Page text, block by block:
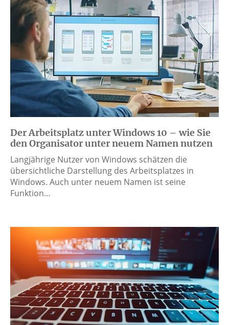
Der Arbeitsplatz unter Windows 10 – wie Sie
den Organisator unter neuem Namen nutzen
Langjährige Nutzer von Windows schätzen die
übersichtliche Darstellung des Arbeitsplatzes in
Windows. Auch unter neuem Namen ist seine
Funktion…